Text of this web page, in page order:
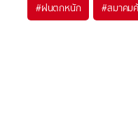
#ฝนตกหนัก #สมาคม